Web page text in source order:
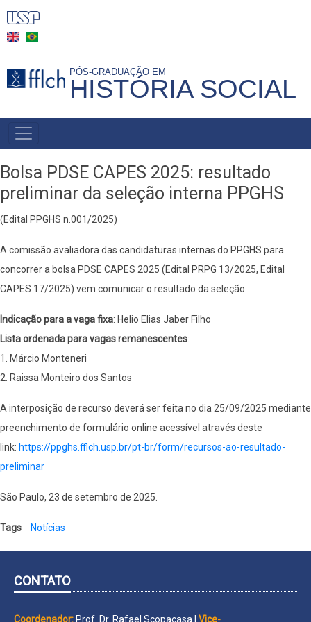
Pular
conteúdo
principal
PÓS-GRADUAÇÃO EM
HISTÓRIA SOCIAL
MAIN
NAVIGATION
BR
Bolsa PDSE CAPES 2025: resultado
preliminar da seleção interna PPGHS
(Edital PPGHS n.001/2025)
A comissão avaliadora das candidaturas internas do PPGHS para
concorrer a bolsa PDSE CAPES 2025 (Edital PRPG 13/2025, Edital
CAPES 17/2025) vem comunicar o resultado da seleção:
Indicação para a vaga fixa: Helio Elias Jaber Filho
Lista ordenada para vagas remanescentes:
1. Márcio Monteneri
2. Raissa Monteiro dos Santos
A interposição de recurso deverá ser feita no dia 25/09/2025 mediante
preenchimento de formulário online acessível através deste
link: https://ppghs.fflch.usp. br/pt-br/form/recursos-ao-resultado-
preliminar
São Paulo, 23 de setembro de 2025.
Tags Notícias
CONTATO
Coordenador: Prof. Dr. Rafael Scopacasa | Vice-